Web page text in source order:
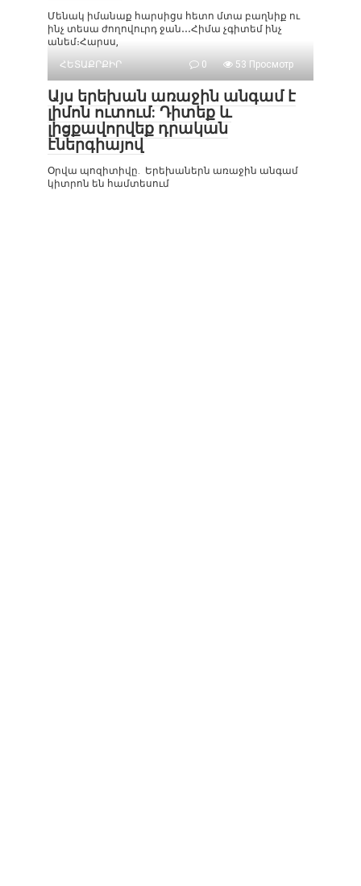
Մենակ իմանաք հարսիցս հետո մտա բաղնիք ու
ինչ տեսա ժողովուրդ ջան․․․Հիմա չգիտեմ ինչ
անեմ։Հարսս,
ՀԵՏԱՔՐՔԻՐ
0 53 Просмотр
Այս երեխան առաջին անգամ է
լիմոն ուտում: Դիտեք և
լիցքավորվեք դրական
էներգիայով
Օրվա պոզիտիվը. Երեխաներն առաջին անգամ
կիտրոն են համտեսում